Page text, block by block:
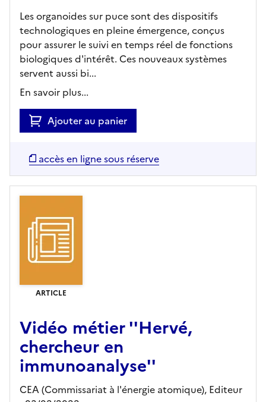
Les organoides sur puce sont des dispositifs
technologiques en pleine émergence, conçus
pour assurer le suivi en temps réel de fonctions
biologiques d'intérêt. Ces nouveaux systèmes
servent aussi bi...
En savoir plus...
Ajouter au panier
accès en ligne sous réserve
ARTICLE
Vidéo métier ''Hervé,
chercheur en
immunoanalyse''
CEA (Commissariat à l'énergie atomique), Editeur